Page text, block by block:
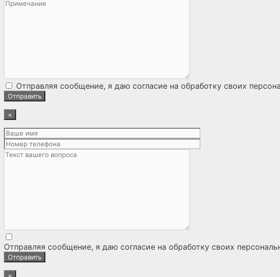
Отправляя сообщение, я даю согласие на обработку своих
×
Отправляя сообщение, я даю согласие на обработку своих
×